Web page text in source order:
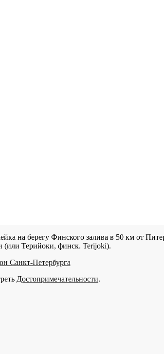
на берегу Финского залива в 50 км от
(или Терийоки, финск. Terijoki).
Достопримечательности.